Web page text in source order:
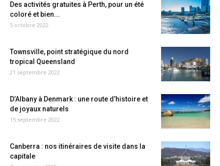
Des activités gratuites à Perth, pour un été
coloré et bien...
5 octobre 2022
Townsville, point stratégique du nord
tropical Queensland
21 septembre 2022
D’Albany à Denmark : une route d’histoire et
de joyaux naturels
15 septembre 2022
Canberra : nos itinéraires de visite dans la
capitale